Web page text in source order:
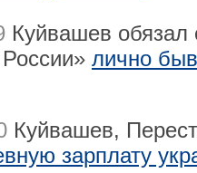
Куйвашев обязал
лично
Куйвашев,
зарплату